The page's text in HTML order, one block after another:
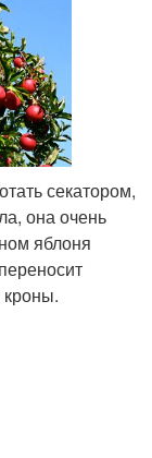
секатором,
она очень
яблоня